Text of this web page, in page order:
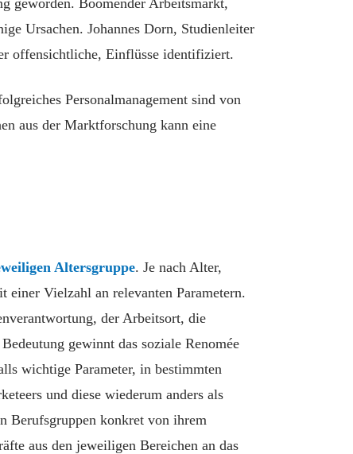
geworden. Boomender Arbeitsmarkt,
Ursachen. Johannes Dorn, Studienleiter
offensichtliche, Einflüsse identifiziert.
Personalmanagement sind von
aus der Marktforschung kann eine
Altersgruppe. Je nach Alter,
Vielzahl an relevanten Parametern.
der Arbeitsort, die
gewinnt das soziale Renomée
wichtige Parameter, in bestimmten
und diese wiederum anders als
Berufsgruppen konkret von ihrem
aus den jeweiligen Bereichen an das